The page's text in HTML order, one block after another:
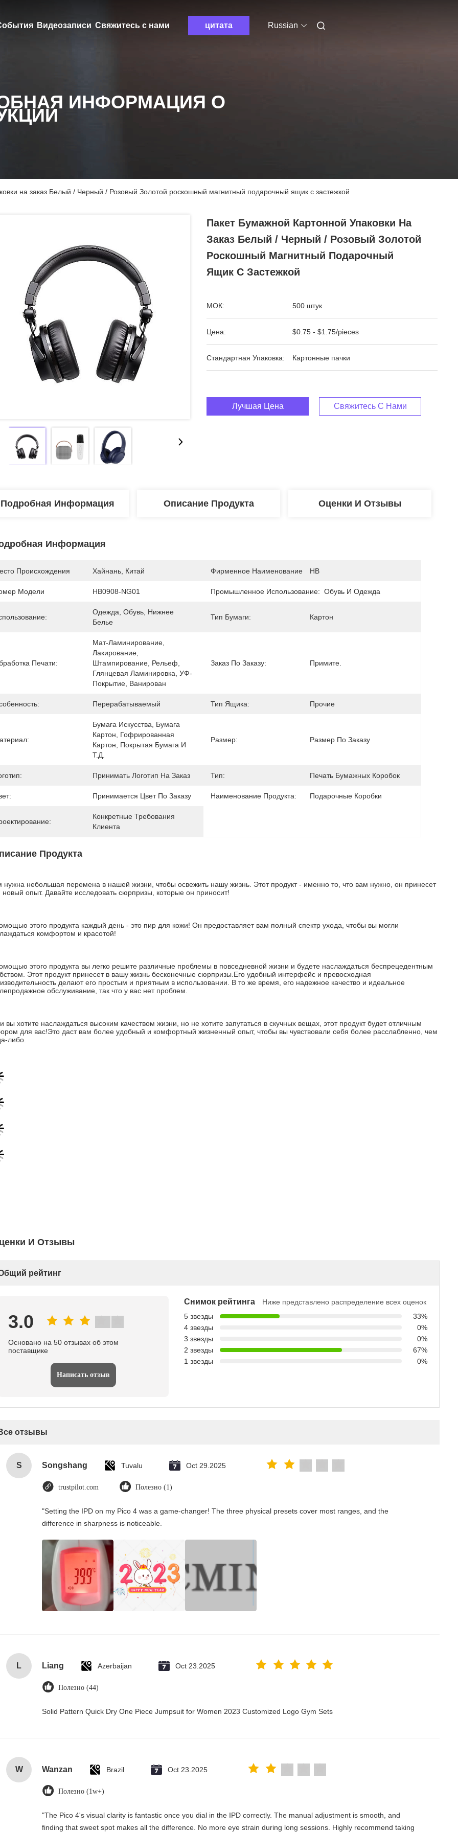
Видеозаписи Свяжитесь с нами цитата Russian
ИНФОРМАЦИЯ О
на заказ Белый / Черный / Розовый Золотой роскошный магнитный подарочный ящик с застежкой
Пакет Бумажной Картонной Упаковки На
Заказ Белый / Черный / Розовый Золотой
Роскошный Магнитный Подарочный
Ящик С Застежкой
МОК: 500 штук
Цена: $0.75 - $1.75/pieces
Стандартная Упаковка: Картонные пачки
Лучшая Цена Свяжитесь С Нами
Подробная Информация Описание Продукта Оценки И Отзывы
Информация
Происхождения Хайнань, Китай Фирменное Наименование HB
Модели HB0908-NG01 Промышленное Использование: Обувь И Одежда
Одежда, Обувь, Нижнее
Белье
Тип Бумаги: Картон
Печати:
Мат-Ламинирование,
Лакирование,
Штампирование, Рельеф,
Глянцевая Ламинировка, УФ-
Покрытие, Ванирован
Заказ По Заказу: Примите.
Перерабатываемый Тип Ящика: Прочие
Бумага Искусства, Бумага
Картон, Гофрированная
Картон, Покрытая Бумага И
Т.д.
Размер: Размер По Заказу
Принимать Логотип На Заказ Тип: Печать Бумажных Коробок
Принимается Цвет По Заказу Наименование Продукта: Подарочные Коробки
Конкретные Требования
Клиента
Продукта
нужна небольшая перемена в нашей жизни, чтобы освежить нашу жизнь. Этот продукт - именно то, что вам нужно, он принесет
новый опыт. Давайте исследовать сюрпризы, которые он приносит!
этого продукта каждый день - это пир для кожи! Он предоставляет вам полный спектр ухода, чтобы вы могли
комфортом и красотой!
этого продукта вы легко решите различные проблемы в повседневной жизни и будете наслаждаться беспрецедентным
Этот продукт принесет в вашу жизнь бесконечные сюрпризы.Его удобный интерфейс и превосходная
делают его простым и приятным в использовании. В то же время, его надежное качество и идеальное
обслуживание, так что у вас нет проблем.
вы хотите наслаждаться высоким качеством жизни, но не хотите запутаться в скучных вещах, этот продукт будет отличным
для вас!Это даст вам более удобный и комфортный жизненный опыт, чтобы вы чувствовали себя более расслабленно, чем
либо.
И Отзывы
рейтинг
3.0
Основано на 50 отзывах об этом
поставщике
Написать отзыв
Снимок рейтинга
Ниже представлено распределение всех оценок
5 звезды
33%
4 звезды
0%
3 звезды
0%
2 звезды
67%
1 звезды
0%
отзывы
S Songshang Tuvalu Oct 29.2025
trustpilot.com Полезно (1)
"Setting the IPD on my Pico 4 was a game-changer! The three physical presets cover most ranges, and the
difference in sharpness is noticeable.
L Liang Azerbaijan Oct 23.2025
Полезно (44)
Solid Pattern Quick Dry One Piece Jumpsuit for Women 2023 Customized Logo Gym Sets
W Wanzan Brazil Oct 23.2025
Полезно (1w+)
"The Pico 4's visual clarity is fantastic once you dial in the IPD correctly. The manual adjustment is smooth, and
finding that sweet spot makes all the difference. No more eye strain during long sessions. Highly recommend taking